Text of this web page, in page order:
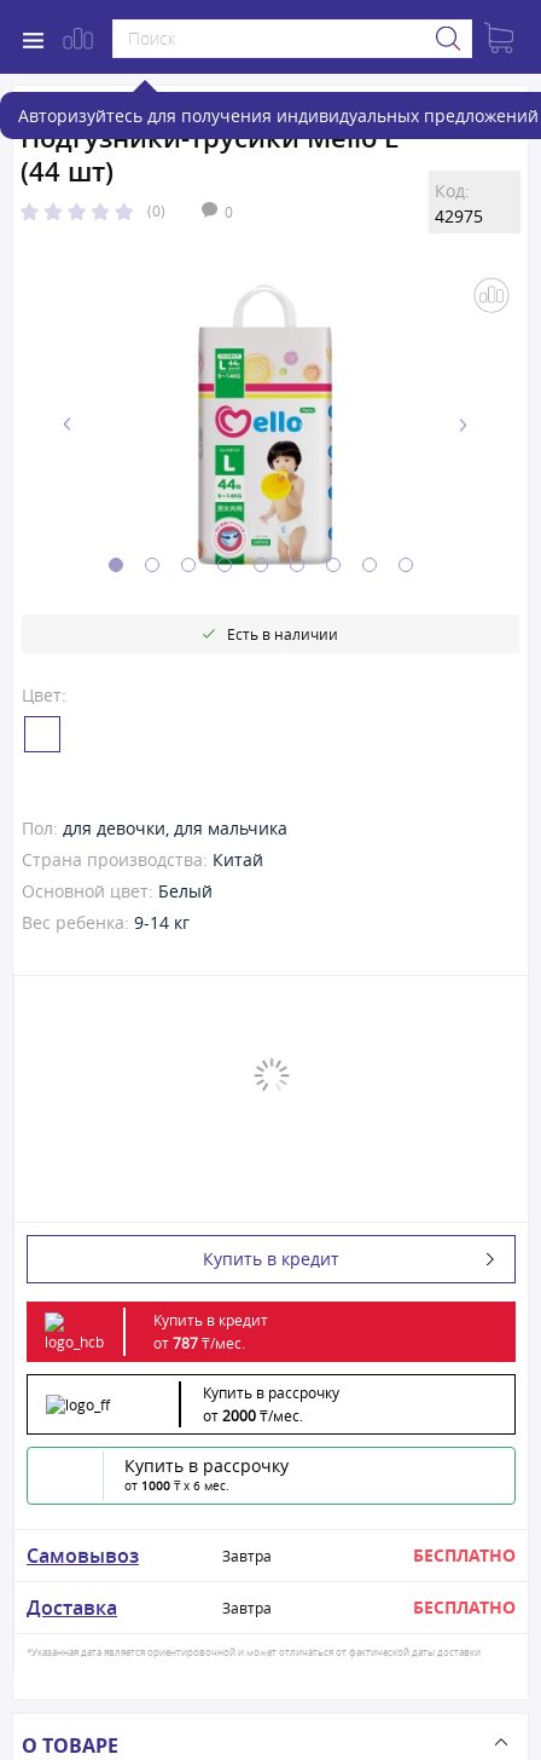
Авторизуйтесь для получения индивидуальных предложений
Подгузники-трусики Mello L
(44 шт)
(0) 0
Код:
42975
Цвет:
Есть в наличии
Пол: для девочки, для мальчика
Страна производства: Китай
Основной цвет: Белый
Вес ребенка: 9-14 кг
Купить в кредит
Купить в кредит
от787₸/мес.
Купить в рассрочку
от2000₸/мес.
Купить в рассрочку
от 1000 ₸ x 6 мес.
Самовывоз Завтра БЕСПЛАТНО
Доставка Завтра БЕСПЛАТНО
*Указанная дата является ориентировочной и может отличаться от фактической даты доставки
О ТОВАРЕ